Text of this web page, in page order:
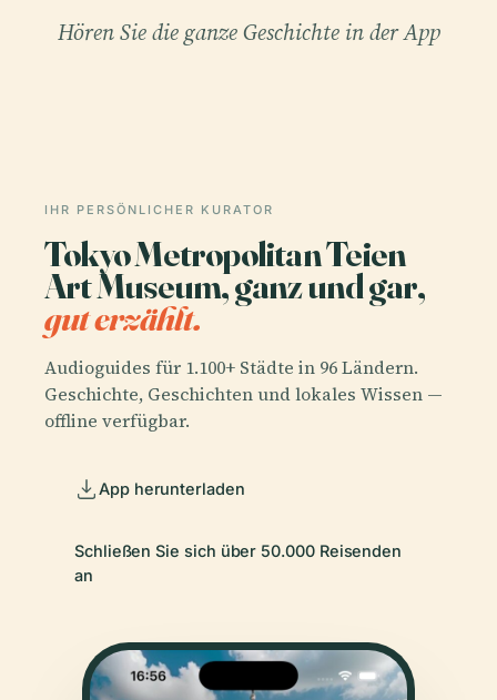
Hören Sie die ganze Geschichte in der App
IHR PERSÖNLICHER KURATOR
Tokyo Metropolitan Teien
Art Museum, ganz und gar,
gut erzählt.
Audioguides für 1.100+ Städte in 96 Ländern.
Geschichte, Geschichten und lokales Wissen —
offline verfügbar.
App herunterladen
Schließen Sie sich über 50.000 Reisenden
an